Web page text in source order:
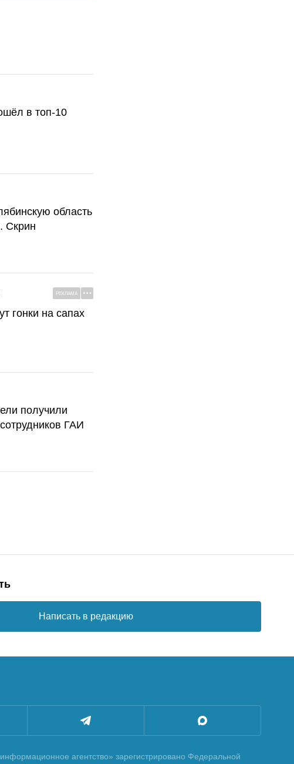
в топ-10
область
Скрин
РЕКЛАМА
гонки на сапах
получили
ГАИ
Написать в редакцию
агентство» зарегистрировано Федеральной